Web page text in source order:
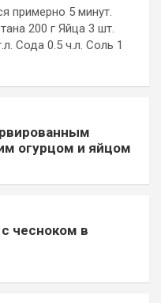
примерно 5 минут.
200 г Яйца 3 шт.
Сода 0.5 ч.л. Соль 1
огурцом и яйцом
чесноком в